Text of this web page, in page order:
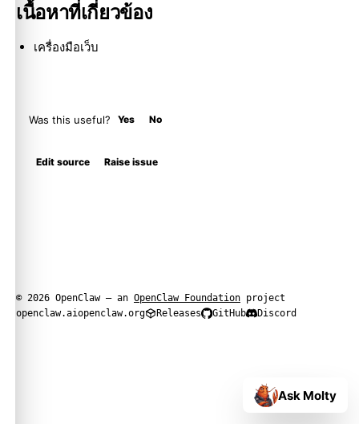
เนื้อหาที่เกี่ยวข้อง
เครื่องมือเว็บ
Was this useful? Yes No
Edit source Raise issue
© 2026 OpenClaw — an OpenClaw Foundation project
openclaw.aiopenclaw.org Releases GitHub Discord
Ask Molty